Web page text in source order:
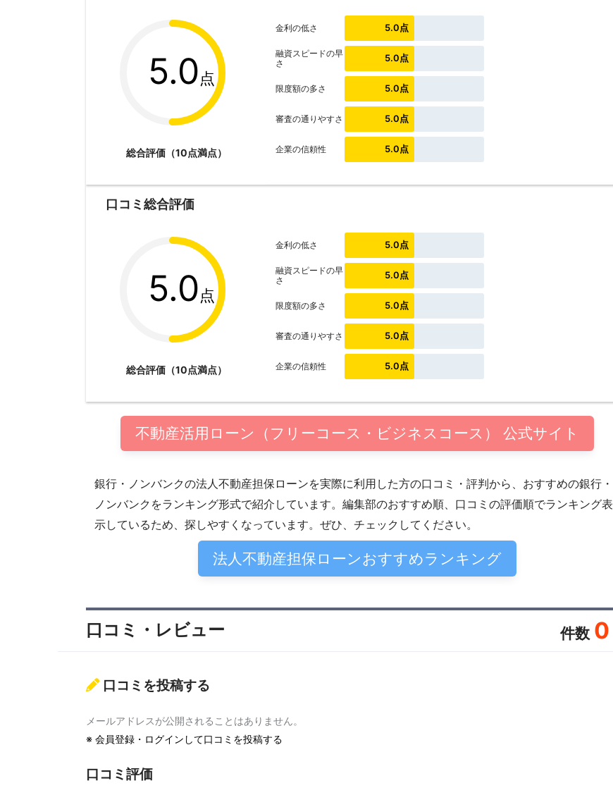
口コミ・レビュー 件数 0
不動産活用ローン（フリーコース・ビジネスコース） 公式サイト
銀行・ノンバンクの法人不動産担保ローンを実際に利用した方の口コミ・評判から、おすすめの銀行・
ノンバンクをランキング形式で紹介しています。編集部のおすすめ順、口コミの評価順でランキング表
示しているため、探しやすくなっています。ぜひ、チェックしてください。
法人不動産担保ローンおすすめランキング
5.0点
総合評価（10点満点）
金利の低さ 5.0点
融資スピードの早
さ
5.0点
限度額の多さ 5.0点
審査の通りやすさ 5.0点
企業の信頼性 5.0点
口コミ総合評価
5.0点
総合評価（10点満点）
金利の低さ 5.0点
融資スピードの早
さ
5.0点
限度額の多さ 5.0点
審査の通りやすさ 5.0点
企業の信頼性 5.0点
口コミを投稿する
メールアドレスが公開されることはありません。
※ 会員登録・ログインして口コミを投稿する
口コミ評価